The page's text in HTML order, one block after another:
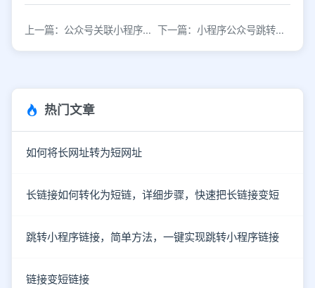
上一篇：公众号关联小程序是怎么做的？可直接跳转小程序 下一篇：小程序公众号跳转可以实现吗？怎么做到的？
热门文章
如何将长网址转为短网址
长链接如何转化为短链，详细步骤，快速把长链接变短
跳转小程序链接，简单方法，一键实现跳转小程序链接
链接变短链接